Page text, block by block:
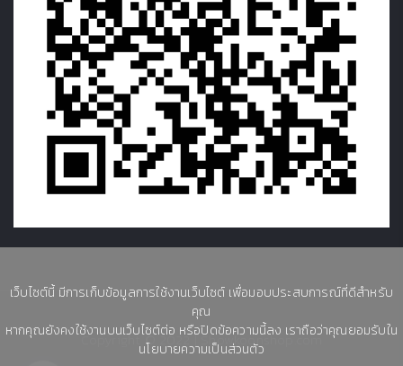
Copyright © 2022 | Showkoonshop.com
เว็บไซต์นี้ มีการเก็บข้อมูลการใช้งานเว็บไซต์ เพื่อมอบประสบการณ์ที่ดีสำหรับ
คุณ
หากคุณยังคงใช้งานบนเว็บไซต์ต่อ หรือปิดข้อความนี้ลง เราถือว่าคุณยอมรับใน
นโยบายความเป็นส่วนตัว